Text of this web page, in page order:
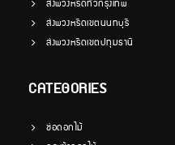
ส่งพวงหรีดทั่วกรุงเทพ
ส่งพวงหรีดเขตนนทบุรี
ส่งพวงหรีดเขตปทุมธานี
CATEGORIES
ช่อดอกไม้